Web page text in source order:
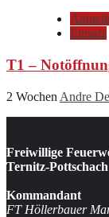
Einsatz
T1 –
2 Wochen Andre
Freiwillige
Ternitz-Pottschach
Kommandant
FT Höllerbauer